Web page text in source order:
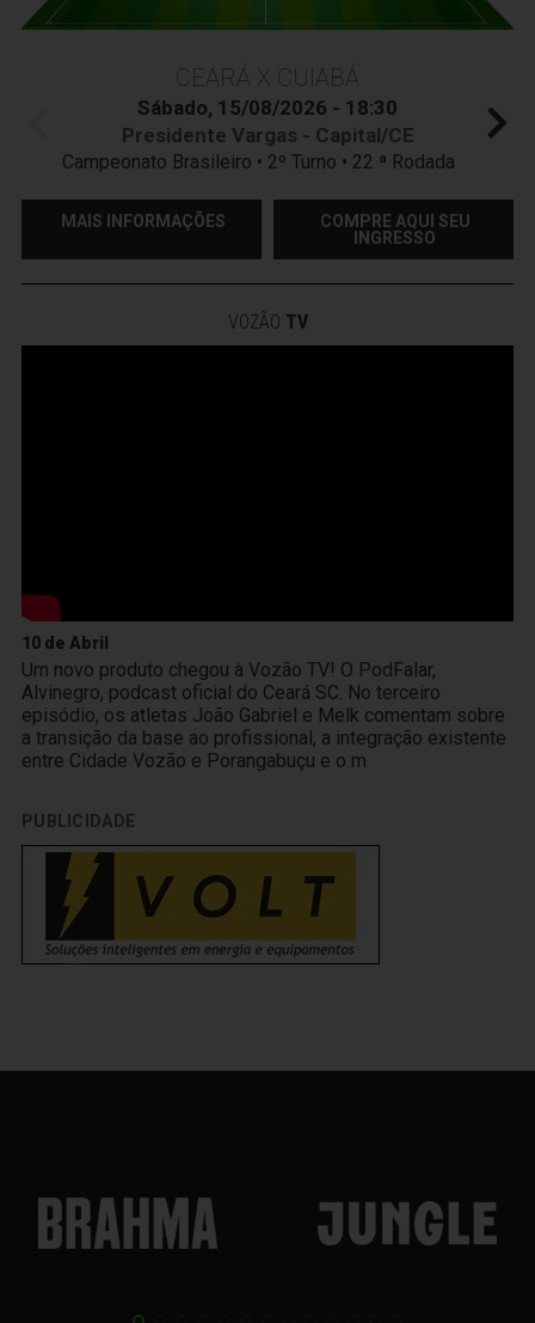
CEARÁ X CUIABÁ
Sábado, 15/08/2026 - 18:30
Presidente Vargas - Capital/CE
Campeonato Brasileiro • 2º Turno • 22 ª Rodada
MAIS INFORMAÇÕES
COMPRE AQUI SEU
INGRESSO
VOZÃO TV
10 de Abril
Um novo produto chegou à Vozão TV! O PodFalar,
Alvinegro, podcast oficial do Ceará SC. No terceiro
episódio, os atletas João Gabriel e Melk comentam sobre
a transição da base ao profissional, a integração existente
entre Cidade Vozão e Porangabuçu e o m
PUBLICIDADE